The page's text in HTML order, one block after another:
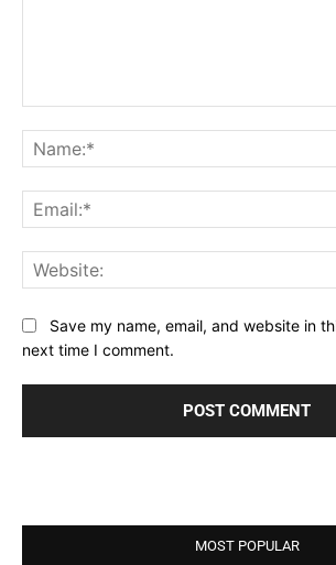
Save my name, email, and website in
next time I comment.
MOST POPULAR